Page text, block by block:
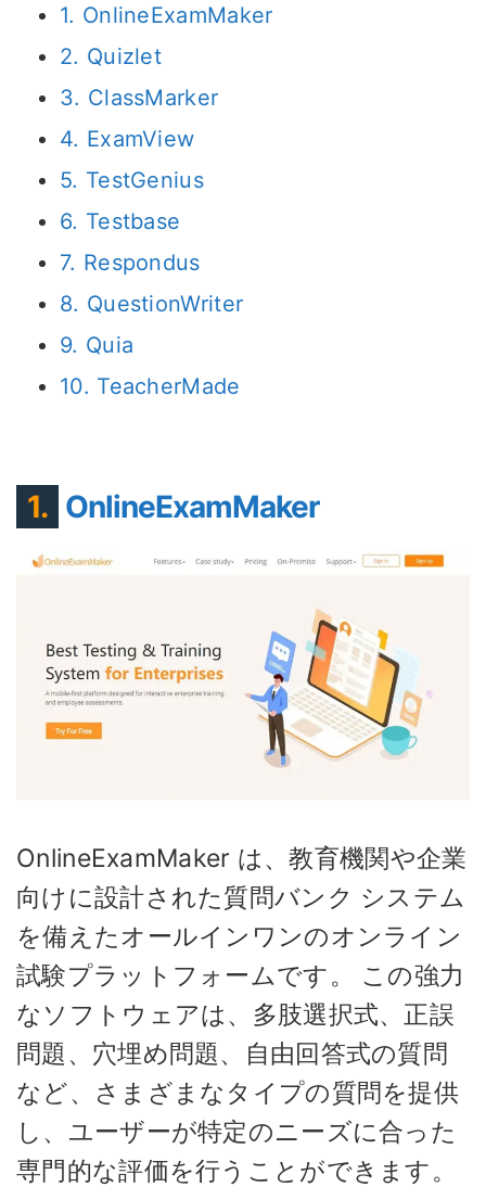
1. OnlineExamMaker
2. Quizlet
3. ClassMarker
4. ExamView
5. TestGenius
6. Testbase
7. Respondus
8. QuestionWriter
9. Quia
10. TeacherMade
1. OnlineExamMaker
OnlineExamMaker は、教育機関や企業
向けに設計された質問バンク システム
を備えたオールインワンのオンライン
試験プラットフォームです。 この強力
なソフトウェアは、多肢選択式、正誤
問題、穴埋め問題、自由回答式の質問
など、さまざまなタイプの質問を提供
し、ユーザーが特定のニーズに合った
専門的な評価を行うことができます。